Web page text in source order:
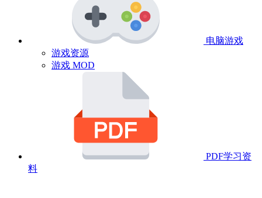
电脑游戏
游戏资源
游戏 MOD
PDF学习资
料